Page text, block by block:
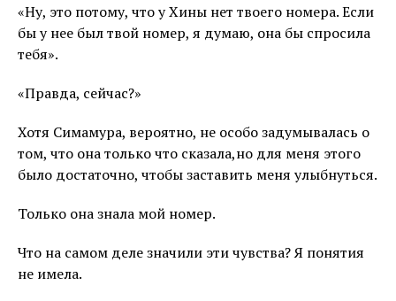
«Ну, это потому, что у Хины нет твоего номера. Если
бы у нее был твой номер, я думаю, она бы спросила
тебя».
«Правда, сейчас?»
Хотя Симамура, вероятно, не особо задумывалась о
том, что она только что сказала,но для меня этого
было достаточно, чтобы заставить меня улыбнуться.
Только она знала мой номер.
Что на самом деле значили эти чувства? Я понятия
не имела.